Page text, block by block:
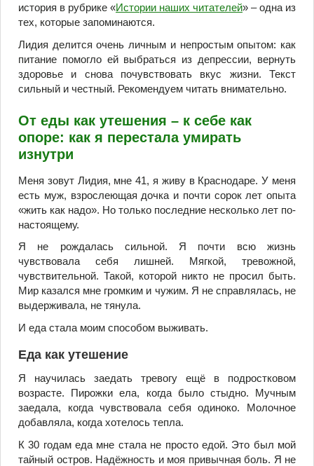
история в рубрике «Истории наших читателей» – одна из
тех, которые запоминаются.
Лидия делится очень личным и непростым опытом: как
питание помогло ей выбраться из депрессии, вернуть
здоровье и снова почувствовать вкус жизни. Текст
сильный и честный. Рекомендуем читать внимательно.
От еды как утешения – к себе как
опоре: как я перестала умирать
изнутри
Меня зовут Лидия, мне 41, я живу в Краснодаре. У меня
есть муж, взрослеющая дочка и почти сорок лет опыта
«жить как надо». Но только последние несколько лет по-
настоящему.
Я не рождалась сильной. Я почти всю жизнь
чувствовала себя лишней. Мягкой, тревожной,
чувствительной. Такой, которой никто не просил быть.
Мир казался мне громким и чужим. Я не справлялась, не
выдерживала, не тянула.
И еда стала моим способом выживать.
Еда как утешение
Я научилась заедать тревогу ещё в подростковом
возрасте. Пирожки ела, когда было стыдно. Мучным
заедала, когда чувствовала себя одиноко. Молочное
добавляла, когда хотелось тепла.
К 30 годам еда мне стала не просто едой. Это был мой
тайный остров. Надёжность и моя привычная боль. Я не